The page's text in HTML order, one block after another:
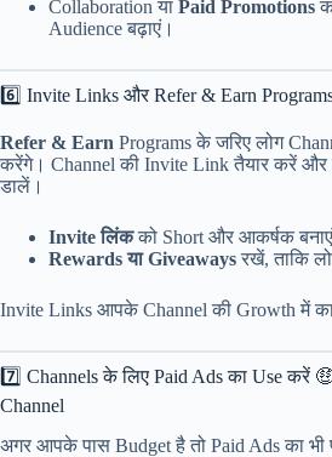
Collaboration या Paid Promotions
Audience बढ़ाएं।
6️⃣ Invite Links और Refer & Earn
Refer & Earn Programs के जरिए लोग
करेंगे। Channel की Invite Link तैयार करें
डालें।
Invite लिंकको Short और आकर्षक
Rewards या Giveawaysरखें, ताकि
Invite Links आपके Channel की Growth में
7️⃣ Channels के लिए Paid Ads का Use करें
Channel
अगर आपके पास Budget है तो Paid Ads का भी